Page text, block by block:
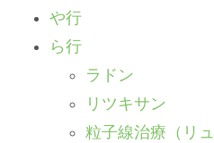
や行
ら行
ラドン
リツキサン
粒子線治療（リ